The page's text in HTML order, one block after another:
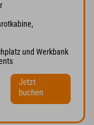
und Werkbank
Jetzt
buchen